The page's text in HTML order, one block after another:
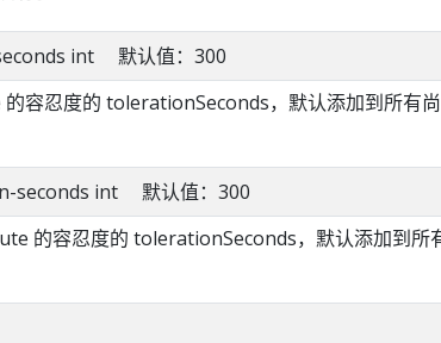
int 默认值：300
容忍度的 tolerationSeconds，默认添加到所有
seconds int 默认值：300
的容忍度的 tolerationSeconds，默认添加到所